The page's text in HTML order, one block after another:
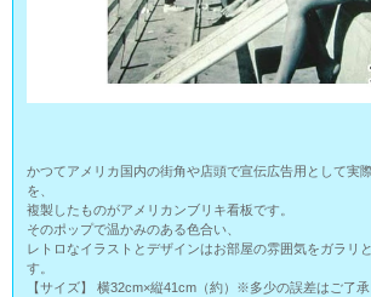
かつてアメリカ国内の街角や店頭で宣伝広告用として実
を、
複製したものがアメリカンブリキ看板です。
そのポップで温かみのある色合い、
レトロなイラストとデザインはお部屋の雰囲気をガラリ
す。
【サイズ】 横32cm×縦41cm（約）※多少の誤差はご了承